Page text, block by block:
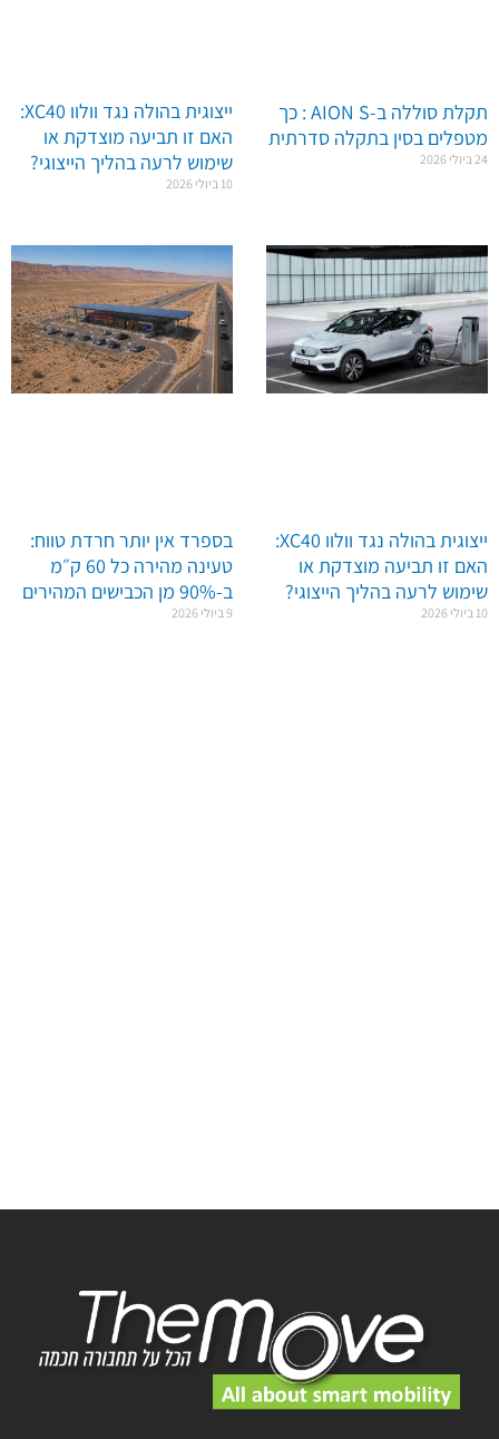
תקלת סוללה ב-AION S : כך
מטפלים בסין בתקלה סדרתית
24 ביולי 2026
ייצוגית בהולה נגד וולוו XC40:
האם זו תביעה מוצדקת או
שימוש לרעה בהליך הייצוגי?
10 ביולי 2026
ייצוגית בהולה נגד וולוו XC40:
האם זו תביעה מוצדקת או
שימוש לרעה בהליך הייצוגי?
10 ביולי 2026
בספרד אין יותר חרדת טווח:
טעינה מהירה כל 60 ק״מ
ב-90% מן הכבישים המהירים
9 ביולי 2026